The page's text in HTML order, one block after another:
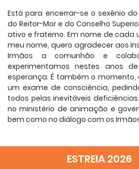
Está para encerrar-se o sexênio
do Reitor-Mor e do Conselho
ativo e fraterno. Em nome de cada
meu nome, quero agradecer aos
Irmãos a comunhão e
experimentamos nestes anos
esperança. É também o
um exame de consciência,
todos pelas inevitáveis
no ministério de animação e
bem como no diálogo com os
constitui a energia da vitalidade e
da herança de Dom Bosco, ou
ESTREIA 2026